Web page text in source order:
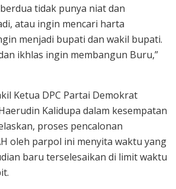
tidak punya niat dan
atau ingin mencari harta
menjadi bupati dan wakil bupati.
ikhlas ingin membangun Buru,”
Ketua DPC Partai Demokrat
Kalidupa dalam kesempatan
proses pencalonan
oleh parpol ini menyita waktu yang
baru terselesaikan di limit waktu